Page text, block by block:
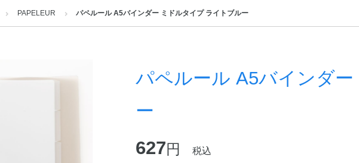
PAPELEUR パペルール A5バインダー ミドルタイプ ライトブルー
パペルール A5バインダ
ー
627円 税込